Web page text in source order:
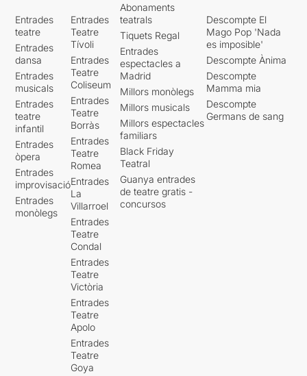
Entrades
teatre
Entrades
dansa
Entrades
musicals
Entrades
teatre
infantil
Entrades
òpera
Entrades
improvisació
Entrades
monòlegs
Entrades
Teatre
Tívoli
Entrades
Teatre
Coliseum
Entrades
Teatre
Borràs
Entrades
Teatre
Romea
Entrades
La
Villarroel
Entrades
Teatre
Condal
Entrades
Teatre
Victòria
Entrades
Teatre
Apolo
Entrades
Teatre
Goya
Abonaments
teatrals
Tiquets Regal
Entrades
espectacles a
Madrid
Millors monòlegs
Millors musicals
Millors espectacles
familiars
Black Friday
Teatral
Guanya entrades
de teatre gratis -
concursos
Descompte El
Mago Pop 'Nada
es imposible'
Descompte Ànima
Descompte
Mamma mia
Descompte
Germans de sang